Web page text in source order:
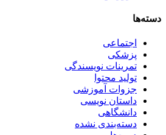
دسته‌ها
اجتماعی
پزشکی
تمرینات نویسندگی
تولید محتوا
جزوات آموزشی
داستان نویسی
دانشگاهی
دسته‌بندی نشده